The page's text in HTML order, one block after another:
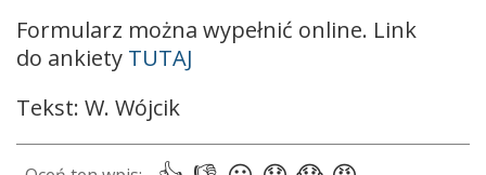
Formularz można wypełnić online. Link
do ankiety TUTAJ
Tekst: W. Wójcik